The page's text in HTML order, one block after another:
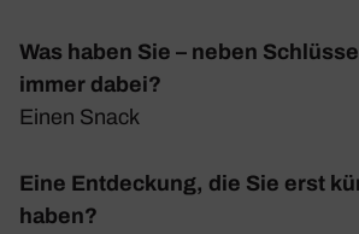
Was haben Sie – neben
immer dabei?
Einen Snack
Eine Entdeckung, die Sie erst
haben?